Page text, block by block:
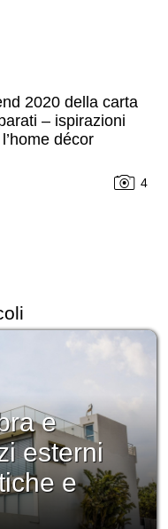
2020 della carta
– ispirazioni
décor
4
e
esterni
e